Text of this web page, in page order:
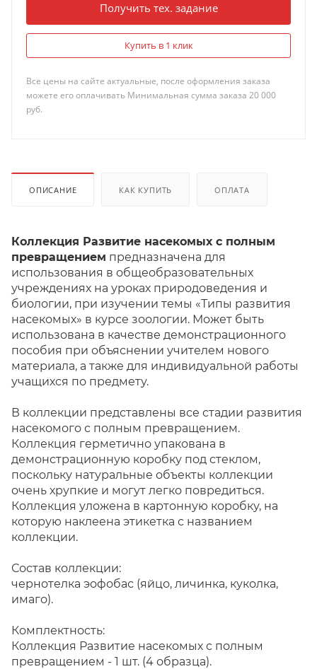
Получить тех. задание
Купить в 1 клик
Все цены на сайте актуальные, после оформления заказа
можете его оплачивать Минимальная сумма заказа 20 000
руб.
ОПИСАНИЕ КАК КУПИТЬ ОПЛАТА
Коллекция Развитие насекомых с полным
превращением предназначена для
использования в общеобразовательных
учреждениях на уроках природоведения и
биологии, при изучении темы «Типы развития
насекомых» в курсе зоологии. Может быть
использована в качестве демонстрационного
пособия при объяснении учителем нового
материала, а также для индивидуальной работы
учащихся по предмету.
В коллекции представлены все стадии развития
насекомого с полным превращением.
Коллекция герметично упакована в
демонстрационную коробку под стеклом,
поскольку натуральные объекты коллекции
очень хрупкие и могут легко повредиться.
Коллекция уложена в картонную коробку, на
которую наклеена этикетка с названием
коллекции.
Состав коллекции:
чернотелка эофобас (яйцо, личинка, куколка,
имаго).
Комплектность:
Коллекция Развитие насекомых с полным
превращением - 1 шт. (4 образца).